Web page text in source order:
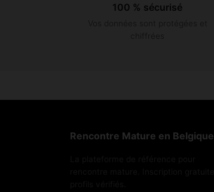
100 % sécurisé
Rencontre Mature en Belgique